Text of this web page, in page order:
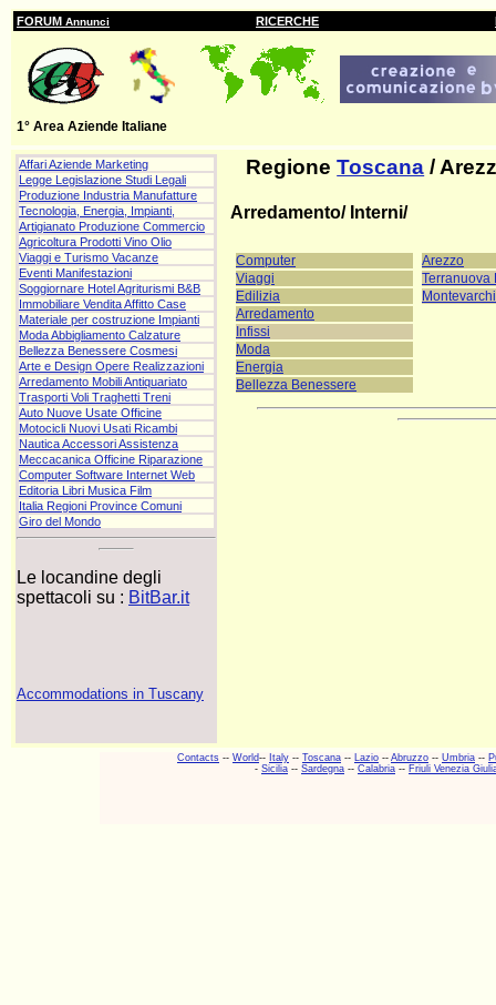
FORUM Annunci RICERCHE
1° Area Aziende Italiane
Affari Aziende Marketing
Legge Legislazione Studi Legali
Produzione Industria Manufatture
Tecnologia, Energia, Impianti,
Artigianato Produzione Commercio
Agricoltura Prodotti Vino Olio
Viaggi e Turismo Vacanze
Eventi Manifestazioni
Soggiornare Hotel Agriturismi B&B
Immobiliare Vendita Affitto Case
Materiale per costruzione Impianti
Moda Abbigliamento Calzature
Bellezza Benessere Cosmesi
Arte e Design Opere Realizzazioni
Arredamento Mobili Antiquariato
Trasporti Voli Traghetti Treni
Auto Nuove Usate Officine
Motocicli Nuovi Usati Ricambi
Nautica Accessori Assistenza
Meccacanica Officine Riparazione
Computer Software Internet Web
Editoria Libri Musica Film
Italia Regioni Province Comuni
Giro del Mondo
Le locandine degli
spettacoli su : BitBar.it
Accommodations in Tuscany
RegioneToscana /
Arredamento/ Interni/
Computer
Viaggi
Edilizia
Arredamento
Infissi
Moda
Energia
Bellezza Benessere
Arezzo
Terranuova
Montevarchi
Contacts -- World-- Italy -- Toscana -- Lazio -- Abruzzo -- Umbria --
- Sicilia -- Sardegna -- Calabria -- Friuli Venezia